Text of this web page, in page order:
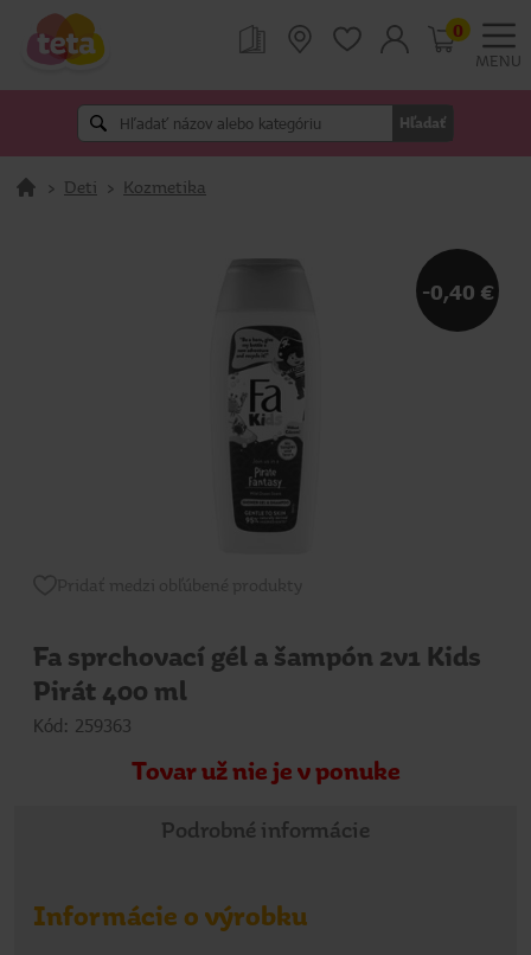
MENU
Hľadať
0
> Deti > Kozmetika
-0,40 €
Fa sprchovací gél a šampón 2v1 Kids
Pirát 400 ml
Kód: 259363
Tovar už nie je v ponuke
Podrobné informácie
Informácie o výrobku